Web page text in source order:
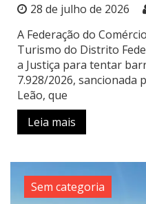
28 de julho de 2026
A Federação do
Turismo do Distrito
a Justiça para tentar
7.928/2026, sancionada
Leão, que
Leia mais
Sem categoria